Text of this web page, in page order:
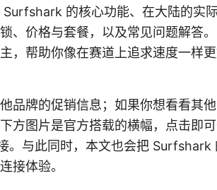
的核心功能、在大陆的实
、价格与套餐，以及常见问题解答
，帮助你像在赛道上追求速度一样
品牌的促销信息；如果你想看看其
方图片是官方搭载的横幅，点击即
。与此同时，本文也会把 Surfshark
接体验。